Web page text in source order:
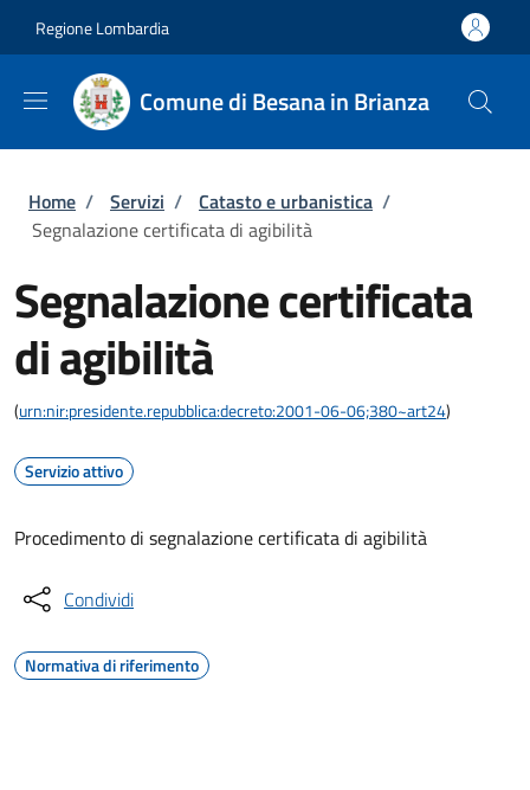
Regione Lombardia
Comune di Besana in Brianza
Briciole di pane
Home / Servizi / Catasto e urbanistica /
Segnalazione certificata di agibilità
Segnalazione certificata
di agibilità
(urn:nir:presidente.repubblica:decreto:2001-06-06;380~art24)
Servizio attivo
Procedimento di segnalazione certificata di agibilità
Condividi
Normativa di riferimento